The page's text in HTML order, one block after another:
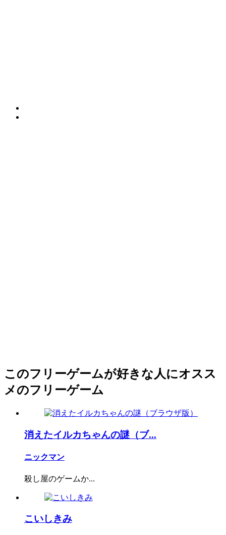
このフリーゲームが好きな人にオスス
メのフリーゲーム
消えたイルカちゃんの謎（ブ...
ニックマン
殺し屋のゲームか...
こいしきみ